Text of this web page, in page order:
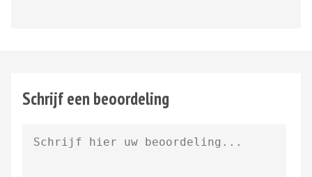
Schrijf een beoordeling